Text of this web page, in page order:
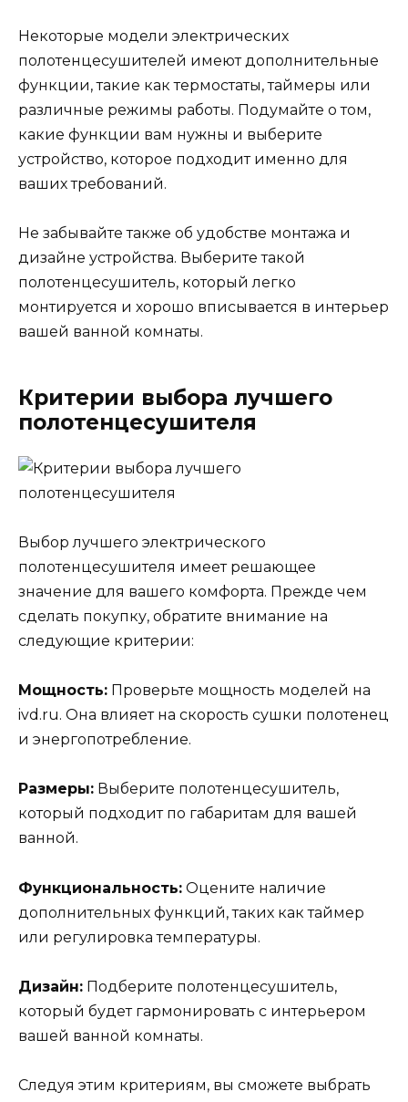
Некоторые модели электрических
полотенцесушителей имеют дополнительные
функции, такие как термостаты, таймеры или
различные режимы работы. Подумайте о том,
какие функции вам нужны и выберите
устройство, которое подходит именно для
ваших требований.
Не забывайте также об удобстве монтажа и
дизайне устройства. Выберите такой
полотенцесушитель, который легко
монтируется и хорошо вписывается в интерьер
вашей ванной комнаты.
Критерии выбора лучшего
полотенцесушителя
Выбор лучшего электрического
полотенцесушителя имеет решающее
значение для вашего комфорта. Прежде чем
сделать покупку, обратите внимание на
следующие критерии:
Мощность: Проверьте мощность моделей на
ivd.ru. Она влияет на скорость сушки полотенец
и энергопотребление.
Размеры: Выберите полотенцесушитель,
который подходит по габаритам для вашей
ванной.
Функциональность: Оцените наличие
дополнительных функций, таких как таймер
или регулировка температуры.
Дизайн: Подберите полотенцесушитель,
который будет гармонировать с интерьером
вашей ванной комнаты.
Следуя этим критериям, вы сможете выбрать